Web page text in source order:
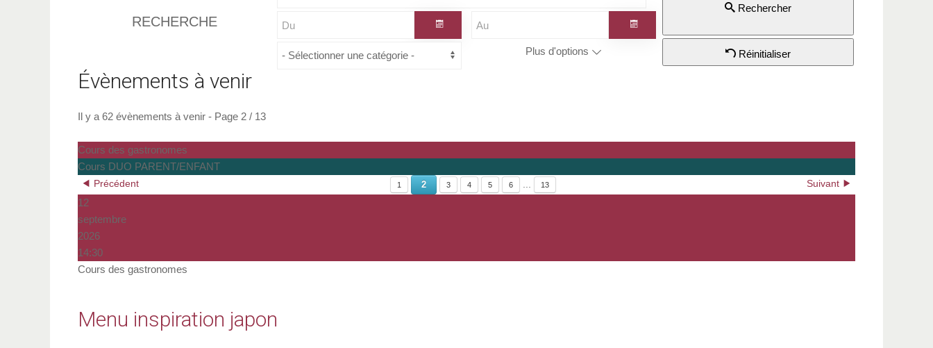
RECHERCHE
Plus d'options
Rechercher
Réinitialiser
Évènements à venir
Il y a 62 évènements à venir - Page 2 / 13
Cours des gastronomes
Cours DUO PARENT/ENFANT
Précédent Suivant
1 2 3 4 5 6 13
12
septembre
2026
14:30
Cours des gastronomes
Menu inspiration japon